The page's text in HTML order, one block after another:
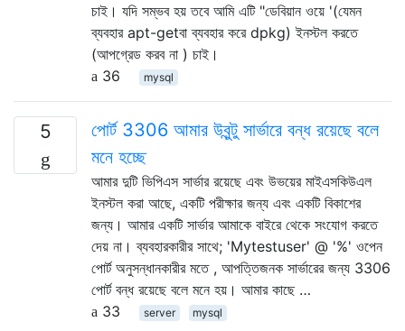
চাই। যদি সম্ভব হয় তবে আমি এটি "ডেবিয়ান ওয়ে '(যেমন
ব্যবহার apt-getবা ব্যবহার করে dpkg) ইনস্টল করতে
(আপগ্রেড করব না ) চাই।
36
mysql
5
পোর্ট 3306 আমার উবুন্টু সার্ভারে বন্ধ রয়েছে বলে
মনে হচ্ছে
আমার দুটি ভিপিএস সার্ভার রয়েছে এবং উভয়ের মাইএসকিউএল
ইনস্টল করা আছে, একটি পরীক্ষার জন্য এবং একটি বিকাশের
জন্য। আমার একটি সার্ভার আমাকে বাইরে থেকে সংযোগ করতে
দেয় না। ব্যবহারকারীর সাথে; 'Mytestuser' @ '%' ওপেন
পোর্ট অনুসন্ধানকারীর মতে , আপত্তিজনক সার্ভারের জন্য 3306
পোর্ট বন্ধ রয়েছে বলে মনে হয়। আমার কাছে …
33
server mysql